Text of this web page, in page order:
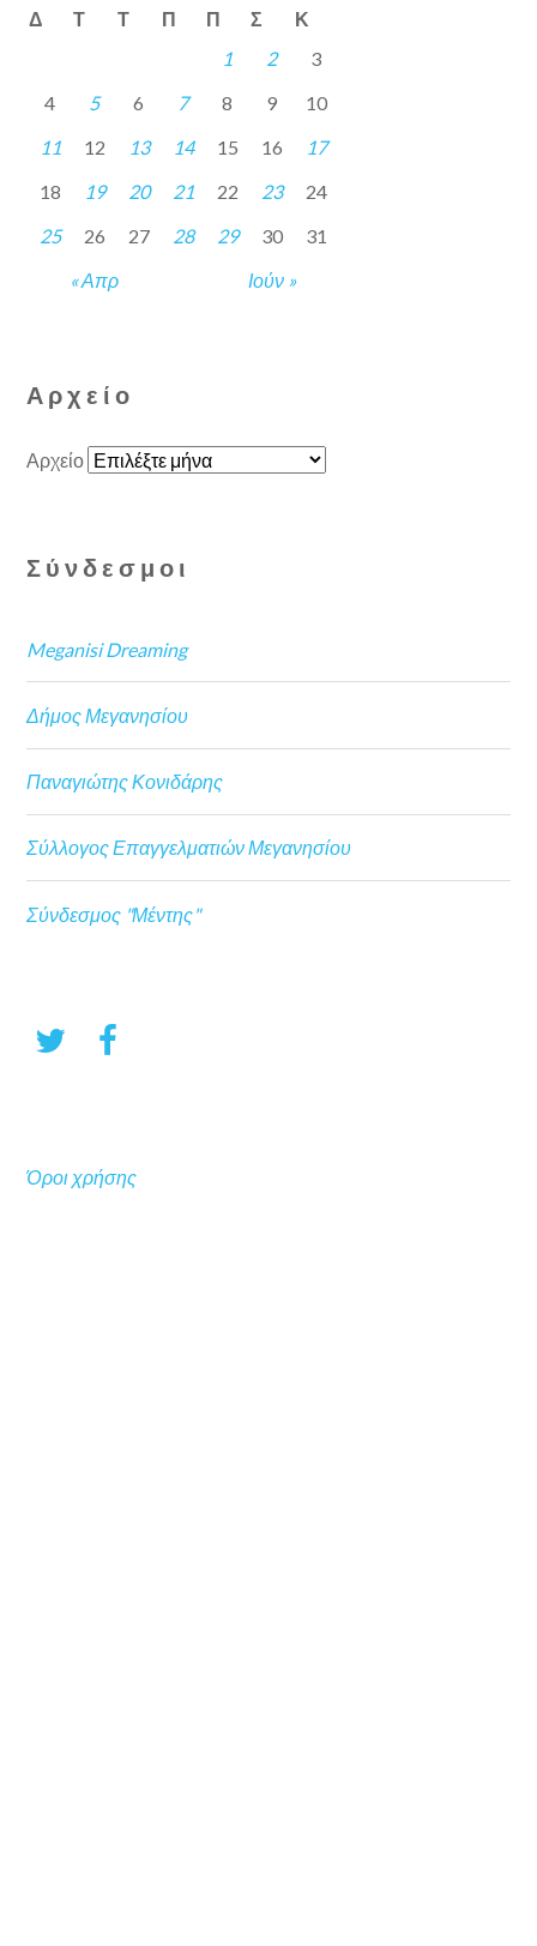
Δ Τ Τ Π Π Σ Κ
« Απρ Ιούν »
1 2
3
4
5 6 7 8 9
10
11
12 13 14 15 16
17
18
19 20 21 22 23
24
25
26 27 28 29 30 31
Αρχείο
Αρχείο
Σύνδεσμοι
Meganisi Dreaming
Δήμος Μεγανησίου
Παναγιώτης Κονιδάρης
Σύλλογος Επαγγελματιών Μεγανησίου
Σύνδεσμος "Μέντης"
Όροι χρήσης